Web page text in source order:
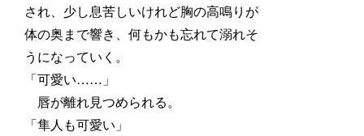
され、少し息苦しいけれど胸の高鳴りが
体の奥まで響き、何もかも忘れて溺れそ
うになっていく。
「可愛い……」
唇が離れ見つめられる。
「隼人も可愛い」